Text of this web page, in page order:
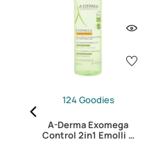
124 Goodies
A-Derma Exomega
Control 2in1 Emolli …